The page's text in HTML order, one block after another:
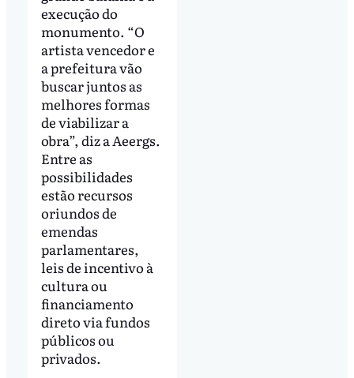
execução do
monumento. “O
artista vencedor e
a prefeitura vão
buscar juntos as
melhores formas
de viabilizar a
obra”, diz a Aeergs.
Entre as
possibilidades
estão recursos
oriundos de
emendas
parlamentares,
leis de incentivo à
cultura ou
financiamento
direto via fundos
públicos ou
privados.